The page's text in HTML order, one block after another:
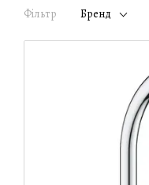
Фільтр Бренд